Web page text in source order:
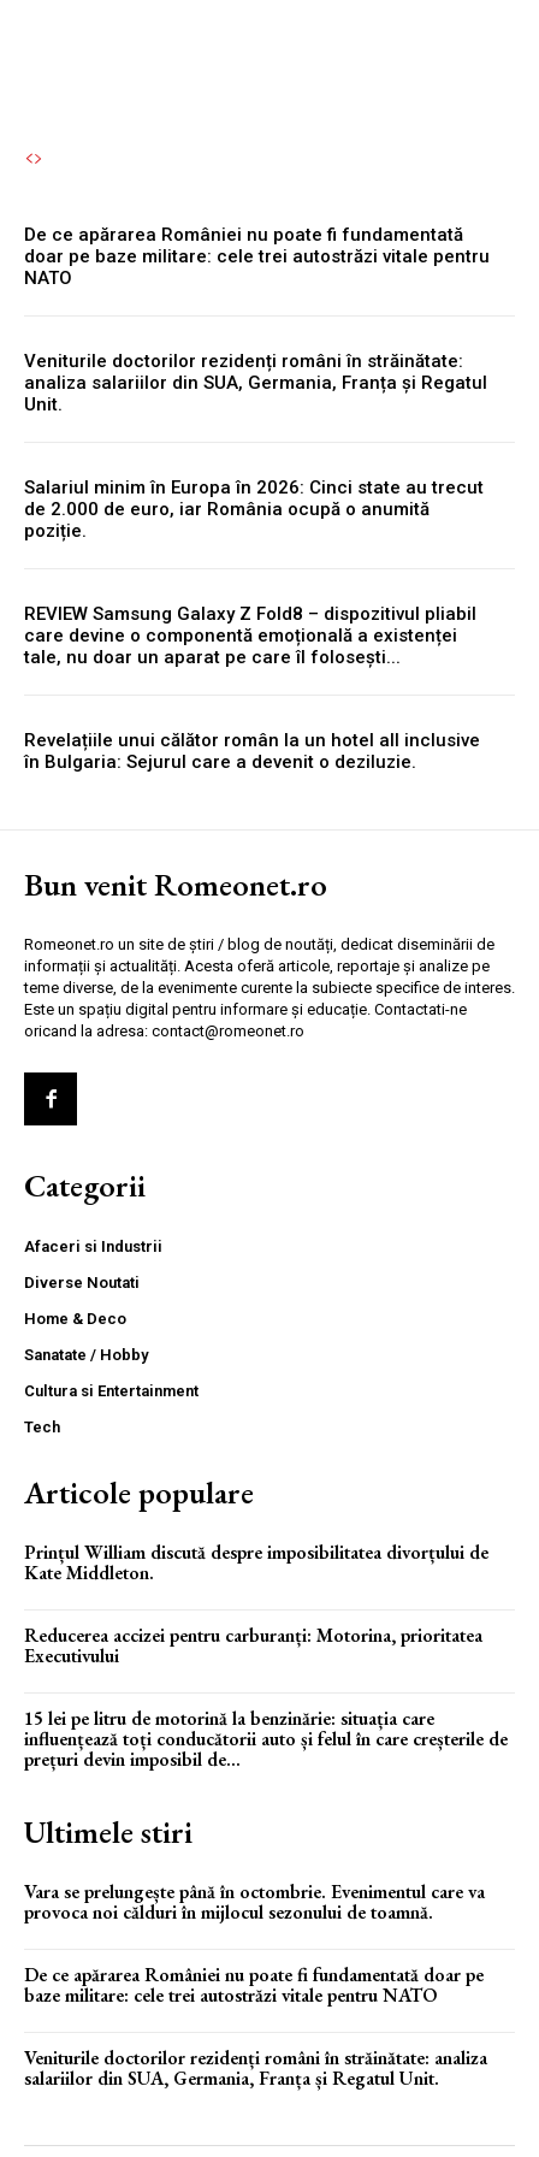
De ce apărarea României nu poate fi fundamentată
doar pe baze militare: cele trei autostrăzi vitale pentru
NATO
Veniturile doctorilor rezidenți români în străinătate:
analiza salariilor din SUA, Germania, Franța și Regatul
Unit.
Salariul minim în Europa în 2026: Cinci state au trecut
de 2.000 de euro, iar România ocupă o anumită
poziție.
REVIEW Samsung Galaxy Z Fold8 – dispozitivul pliabil
care devine o componentă emoțională a existenței
tale, nu doar un aparat pe care îl folosești...
Revelațiile unui călător român la un hotel all inclusive
în Bulgaria: Sejurul care a devenit o deziluzie.
Bun venit Romeonet.ro
Romeonet.ro un site de știri / blog de noutăți, dedicat diseminării de
informații și actualități. Acesta oferă articole, reportaje și analize pe
teme diverse, de la evenimente curente la subiecte specifice de interes.
Este un spațiu digital pentru informare și educație. Contactati-ne
oricand la adresa: contact@romeonet.ro
Categorii
Afaceri si Industrii
Diverse Noutati
Home & Deco
Sanatate / Hobby
Cultura si Entertainment
Tech
Articole populare
Prințul William discută despre imposibilitatea divorțului de
Kate Middleton.
Reducerea accizei pentru carburanți: Motorina, prioritatea
Executivului
15 lei pe litru de motorină la benzinărie: situația care
influențează toți conducătorii auto și felul în care creșterile de
prețuri devin imposibil de...
Ultimele stiri
Vara se prelungește până în octombrie. Evenimentul care va
provoca noi călduri în mijlocul sezonului de toamnă.
De ce apărarea României nu poate fi fundamentată doar pe
baze militare: cele trei autostrăzi vitale pentru NATO
Veniturile doctorilor rezidenți români în străinătate: analiza
salariilor din SUA, Germania, Franța și Regatul Unit.